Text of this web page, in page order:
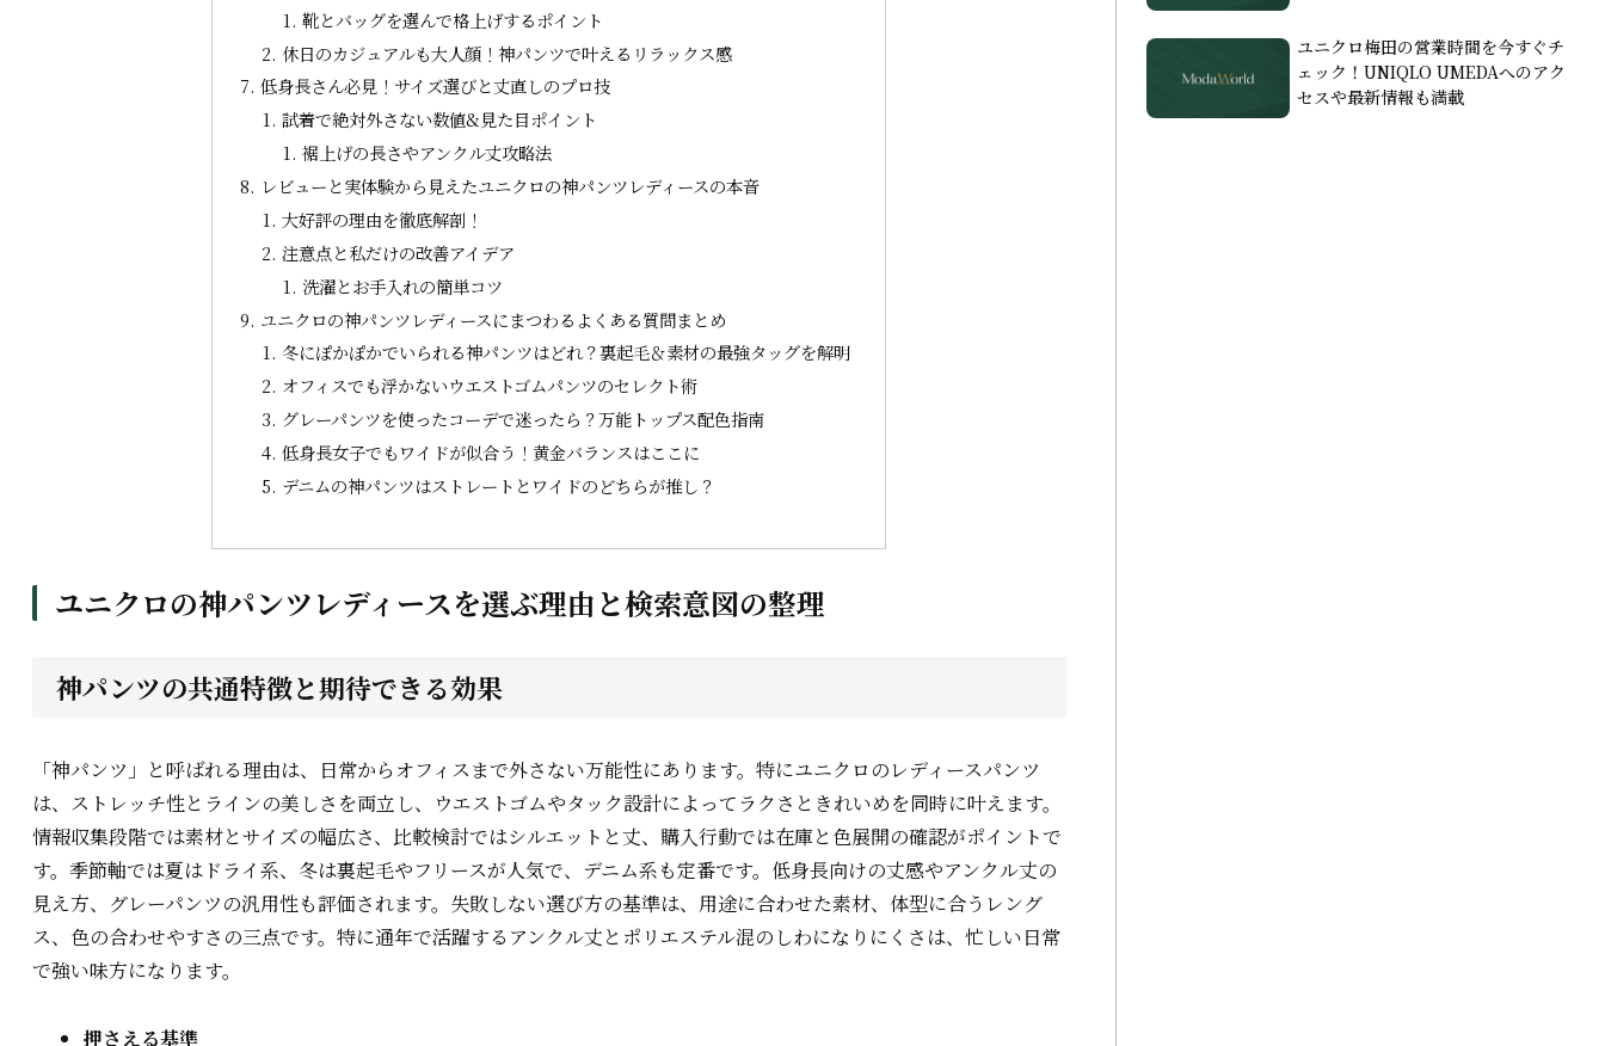
靴とバッグを選んで格上げするポイント
休日のカジュアルも大人顔！神パンツで叶えるリラックス感
低身長さん必見！サイズ選びと丈直しのプロ技
試着で絶対外さない数値&見た目ポイント
裾上げの長さやアンクル丈攻略法
レビューと実体験から見えたユニクロの神パンツレディースの本音
大好評の理由を徹底解剖！
注意点と私だけの改善アイデア
洗濯とお手入れの簡単コツ
ユニクロの神パンツレディースにまつわるよくある質問まとめ
冬にぽかぽかでいられる神パンツはどれ？裏起毛＆素材の最強タッグを解明
オフィスでも浮かないウエストゴムパンツのセレクト術
グレーパンツを使ったコーデで迷ったら？万能トップス配色指南
低身長女子でもワイドが似合う！黄金バランスはここに
デニムの神パンツはストレートとワイドのどちらが推し？
ユニクロの神パンツレディースを選ぶ理由と検索意図の整理
神パンツの共通特徴と期待できる効果
「神パンツ」と呼ばれる理由は、日常からオフィスまで外さない万能性にあります。特にユニクロのレディースパンツ
は、ストレッチ性とラインの美しさを両立し、ウエストゴムやタック設計によってラクさときれいめを同時に叶えます。
情報収集段階では素材とサイズの幅広さ、比較検討ではシルエットと丈、購入行動では在庫と色展開の確認がポイントで
す。季節軸では夏はドライ系、冬は裏起毛やフリースが人気で、デニム系も定番です。低身長向けの丈感やアンクル丈の
見え方、グレーパンツの汎用性も評価されます。失敗しない選び方の基準は、用途に合わせた素材、体型に合うレング
ス、色の合わせやすさの三点です。特に通年で活躍するアンクル丈とポリエステル混のしわになりにくさは、忙しい日常
で強い味方になります。
押さえる基準
ユニクロ梅田の営業時間を今すぐチ
ェック！UNIQLO UMEDAへのアク
セスや最新情報も満載